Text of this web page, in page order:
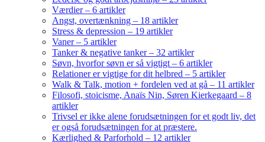
Værdier – 6 artikler
Angst, overtænkning – 18 artikler
Stress & depression – 19 artikler
Vaner – 5 artikler
Tanker & negative tanker – 32 artikler
Søvn, hvorfor søvn er så vigtigt – 6 artikler
Relationer er vigtige for dit helbred – 5 artikler
Walk & Talk, motion + fordelen ved at gå – 11 artikler
Filosofi, stoicisme, Anaïs Nin, Søren Kierkegaard – 8
artikler
Trivsel er ikke alene forudsætningen for et godt liv, det
er også forudsætningen for at præstere.
Kærlighed & Parforhold – 12 artikler